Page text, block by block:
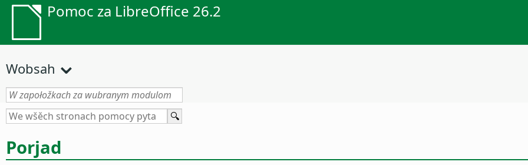
Pomoc za LibreOffice 26.2
Wobsah
Porjad